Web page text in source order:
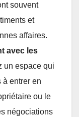
souvent
et
affaires.
avec les
un espace qui
à entrer en
ou le
négociations